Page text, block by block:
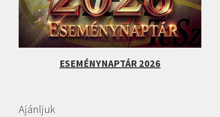
ESEMÉNYNAPTÁR 2026
Ajánljuk